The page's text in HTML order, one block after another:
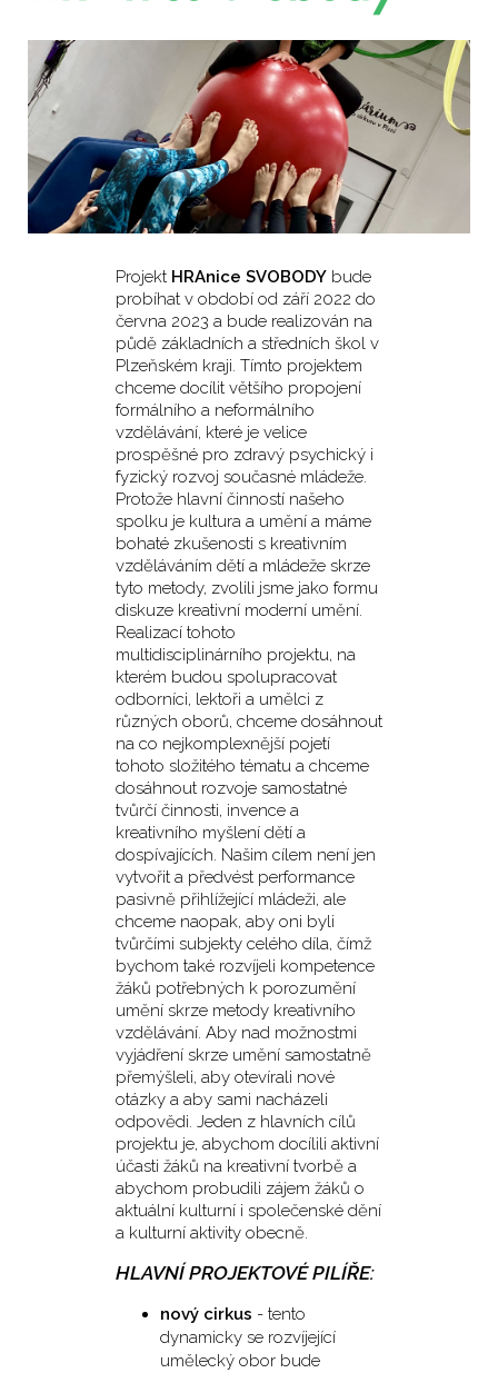
Projekt HRAnice SVOBODYbude
probíhat v období od září 2022 do
června 2023 a bude realizován na
půdě základních a středních škol v
Plzeňském kraji. Tímto projektem
chceme docílit většího propojení
formálního a neformálního
vzdělávání, které je velice
prospěšné pro zdravý psychický i
fyzický rozvoj současné mládeže.
Protože hlavní činností našeho
spolku je kultura a umění a máme
bohaté zkušenosti s kreativním
vzděláváním dětí a mládeže skrze
tyto metody, zvolili jsme jako formu
diskuze kreativní moderní umění.
Realizací tohoto
multidisciplinárního projektu, na
kterém budou spolupracovat
odborníci, lektoři a umělci z
různých oborů, chceme dosáhnout
na co nejkomplexnější pojetí
tohoto složitého tématu a chceme
dosáhnout rozvoje samostatné
tvůrčí činnosti, invence a
kreativního myšlení dětí a
dospívajících. Našim cílem není jen
vytvořit a předvést performance
pasivně přihlížející mládeži, ale
chceme naopak, aby oni byli
tvůrčími subjekty celého díla, čímž
bychom také rozvíjeli kompetence
žáků potřebných k porozumění
umění skrze metody kreativního
vzdělávání. Aby nad možnostmi
vyjádření skrze umění samostatně
přemýšleli, aby otevírali nové
otázky a aby sami nacházeli
odpovědi. Jeden z hlavních cílů
projektu je, abychom docílili aktivní
účasti žáků na kreativní tvorbě a
abychom probudili zájem žáků o
aktuální kulturní i společenské dění
a kulturní aktivity obecně.
HLAVNÍ PROJEKTOVÉ PILÍŘE:
nový cirkus - tento
dynamicky se rozvíjející
umělecký obor bude